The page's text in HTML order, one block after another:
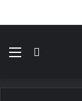
الوضع